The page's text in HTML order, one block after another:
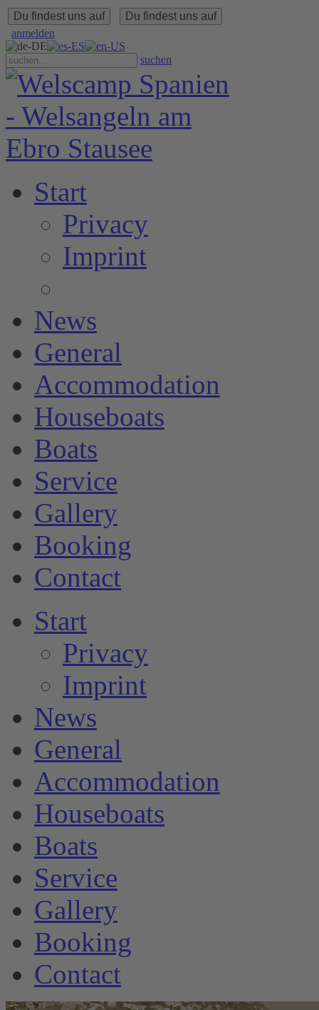
Du findest uns auf
Du findest uns auf
anmelden
suchen
Start
Privacy
Imprint
News
General
Accommodation
Houseboats
Boats
Service
Gallery
Booking
Contact
Start
Privacy
Imprint
News
General
Accommodation
Houseboats
Boats
Service
Gallery
Booking
Contact